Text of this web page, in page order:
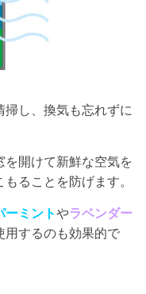
し、換気も忘れずに
開けて新鮮な空気を
ることを防げます。
ーミントやラベンダー
用するのも効果的で